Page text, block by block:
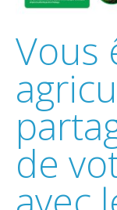
Vous
de